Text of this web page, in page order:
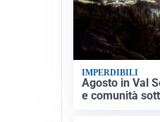
IMPERDIBILI
Agosto in Val
e comunità